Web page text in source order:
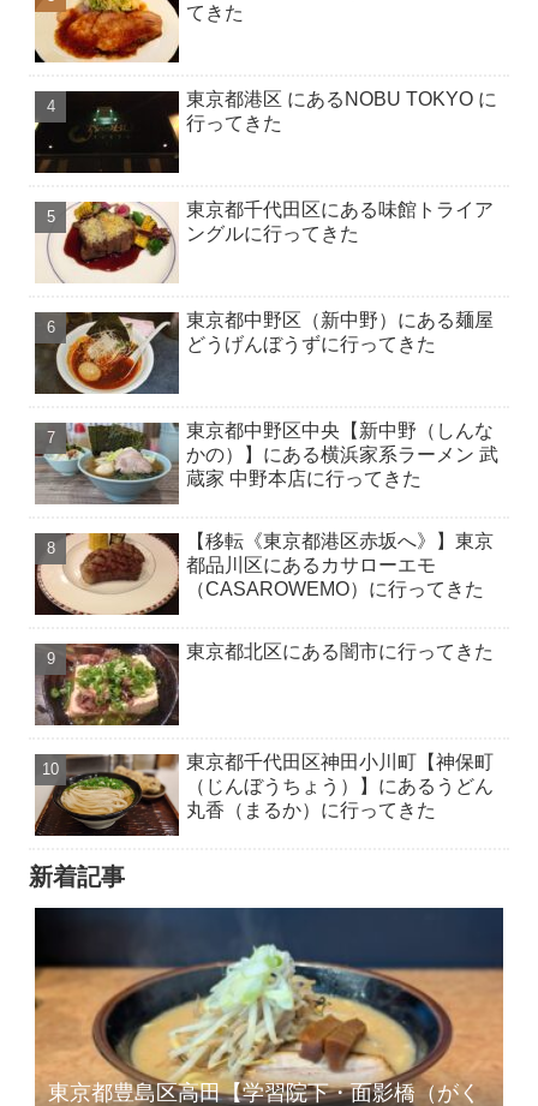
てきた
東京都港区 にあるNOBU TOKYO に
行ってきた
東京都千代田区にある味館トライア
ングルに行ってきた
東京都中野区（新中野）にある麺屋
どうげんぼうずに行ってきた
東京都中野区中央【新中野（しんな
かの）】にある横浜家系ラーメン 武
蔵家 中野本店に行ってきた
【移転《東京都港区赤坂へ》】東京
都品川区にあるカサローエモ
（CASAROWEMO）に行ってきた
東京都北区にある闇市に行ってきた
東京都千代田区神田小川町【神保町
（じんぼうちょう）】にあるうどん
丸香（まるか）に行ってきた
新着記事
東京都豊島区高田【学習院下・面影橋（がく